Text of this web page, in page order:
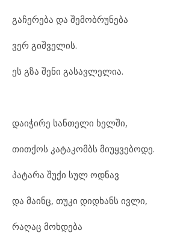
გაჩერება და შემობრუნება
ვერ გიშველის.
ეს გზა შენი გასავლელია.
დაიჭირე სანთელი ხელში,
თითქოს კატაკომბს მიუყვებოდე.
პატარა შუქი სულ ოდნავ
და მაინც, თუკი დიდხანს ივლი,
რაღაც მოხდება